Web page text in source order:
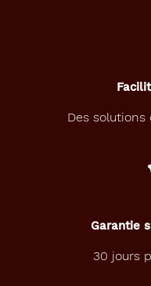
Des
Garantie
30 jours